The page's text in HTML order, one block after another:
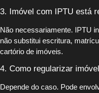
3. Imóvel com IPTU está
Não necessariamente. IPTU
não substitui escritura,
cartório de imóveis.
4. Como regularizar
Depende do caso. Pode